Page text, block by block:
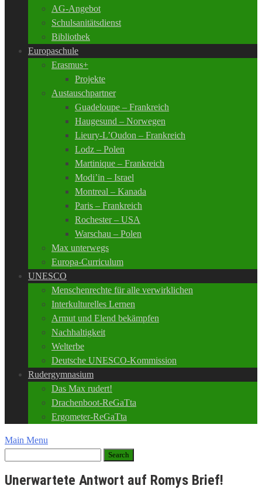
AG-Angebot
Schulsanitätsdienst
Bibliothek
Europaschule
Erasmus+
Projekte
Austauschpartner
Guadeloupe – Frankreich
Haugesund – Norwegen
Lieury-L’Oudon – Frankreich
Lodz – Polen
Martinique – Frankreich
Modi’in – Israel
Montreal – Kanada
Paris – Frankreich
Rochester – USA
Warschau – Polen
Max unterwegs
Europa-Curriculum
UNESCO
Menschenrechte für alle verwirklichen
Interkulturelles Lernen
Armut und Elend bekämpfen
Nachhaltigkeit
Welterbe
Deutsche UNESCO-Kommission
Rudergymnasium
Das Max rudert!
Drachenboot-ReGaTta
Ergometer-ReGaTta
Main Menu
Unerwartete Antwort auf Romys Brief!